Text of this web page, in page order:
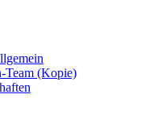
Team (Kopie)